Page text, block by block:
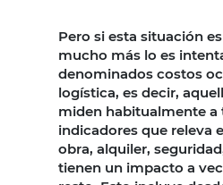
Pero si esta situación
mucho más lo es
denominados costos
logística, es decir,
miden habitualmente a
indicadores que releva
obra, alquiler,
tienen un impacto a